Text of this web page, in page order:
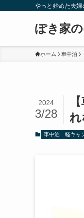
やっと始めた夫
ぽき家
ホーム 車中泊
れ
2024
3/28
車中泊 軽キャ